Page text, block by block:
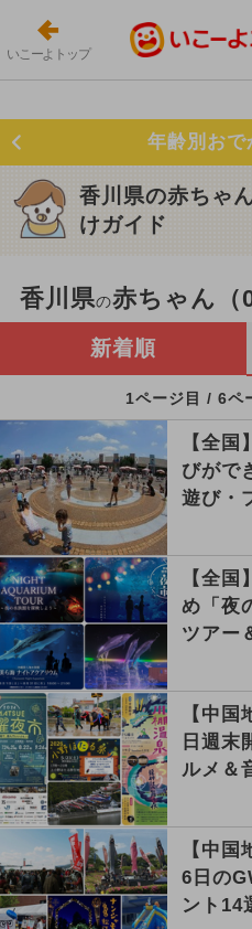
いこーよトップ
年齢別おで
香川県の赤ちゃ
けガイド
香川県の赤ちゃん（
新着順
1ページ目 / 6ペ
【全
びがで
遊び・
【全
め「夜
ツアー
【中
日週末
ルメ＆
【中
6日の
ント14